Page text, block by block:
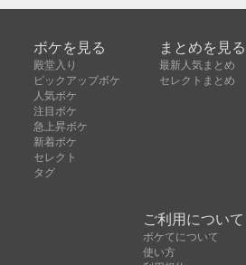
ボケを見る
殿堂入り
ピックアップボケ
人気ボケ
注目ボケ
急上昇ボケ
新着ボケ
セレクト
タグ
まとめを見る
最新人気まとめ
セレクトまとめ
ご利用について
ボケてについて
使い方